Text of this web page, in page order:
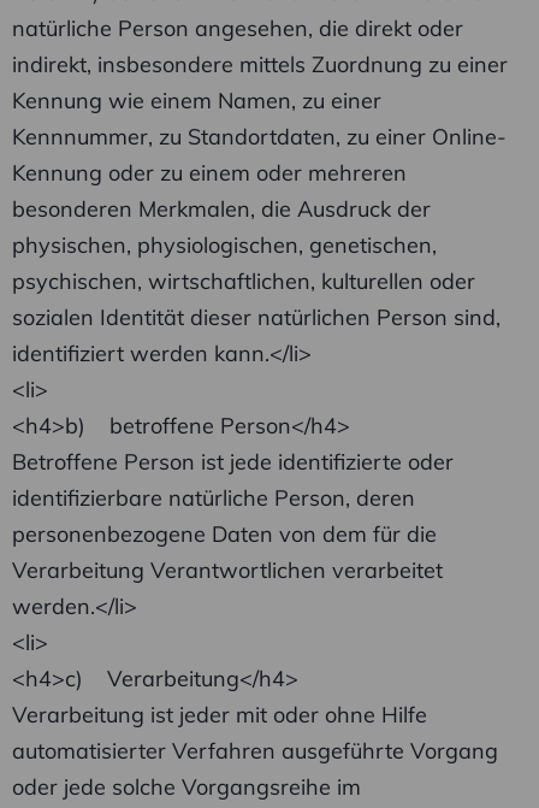
natürliche Person angesehen, die direkt oder
indirekt, insbesondere mittels Zuordnung zu einer
Kennung wie einem Namen, zu einer
Kennnummer, zu Standortdaten, zu einer Online-
Kennung oder zu einem oder mehreren
besonderen Merkmalen, die Ausdruck der
physischen, physiologischen, genetischen,
psychischen, wirtschaftlichen, kulturellen oder
sozialen Identität dieser natürlichen Person sind,
identifiziert werden kann.</li>
<li>
<h4>b) betroffene Person</h4>
Betroffene Person ist jede identifizierte oder
identifizierbare natürliche Person, deren
personenbezogene Daten von dem für die
Verarbeitung Verantwortlichen verarbeitet
werden.</li>
<li>
<h4>c) Verarbeitung</h4>
Verarbeitung ist jeder mit oder ohne Hilfe
automatisierter Verfahren ausgeführte Vorgang
oder jede solche Vorgangsreihe im